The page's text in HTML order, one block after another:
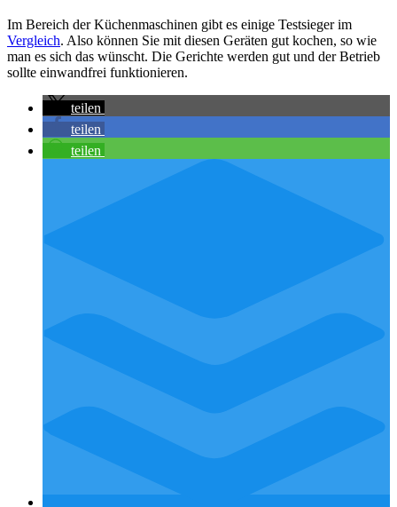
Im Bereich der Küchenmaschinen gibt es einige Testsieger im
Vergleich. Also können Sie mit diesen Geräten gut kochen, so wie
man es sich das wünscht. Die Gerichte werden gut und der Betrieb
sollte einwandfrei funktionieren.
teilen
teilen
teilen